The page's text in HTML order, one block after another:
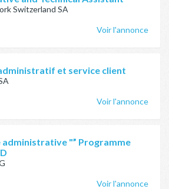
Switzerland SA
Voir l'annonce
et service client
Voir l'annonce
"” Programme
Voir l'annonce